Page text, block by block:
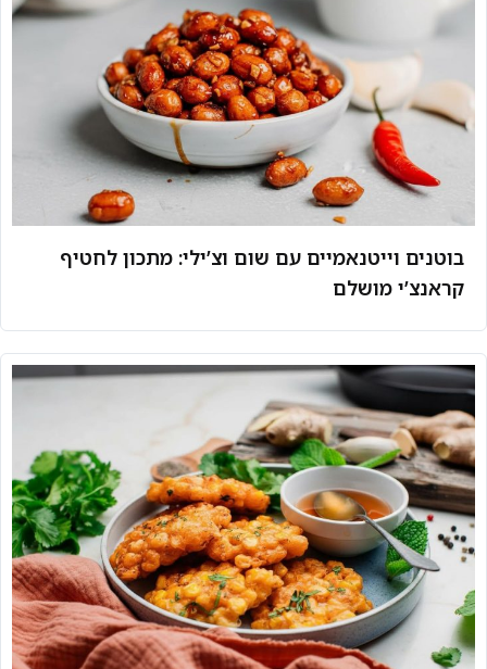
בוטנים וייטנאמיים עם שום וצ’ילי: מתכון לחטיף
קראנצ’י מושלם